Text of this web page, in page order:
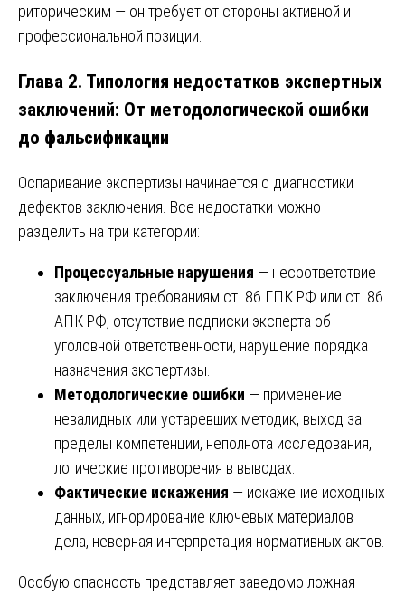
риторическим — он требует от стороны активной и
профессиональной позиции.
Глава 2. Типология недостатков экспертных
заключений: От методологической ошибки
до фальсификации
Оспаривание экспертизы начинается с диагностики
дефектов заключения. Все недостатки можно
разделить на три категории:
Процессуальные нарушения — несоответствие
заключения требованиям ст. 86 ГПК РФ или ст. 86
АПК РФ, отсутствие подписки эксперта об
уголовной ответственности, нарушение порядка
назначения экспертизы.
Методологические ошибки — применение
невалидных или устаревших методик, выход за
пределы компетенции, неполнота исследования,
логические противоречия в выводах.
Фактические искажения — искажение исходных
данных, игнорирование ключевых материалов
дела, неверная интерпретация нормативных актов.
Особую опасность представляет заведомо ложная